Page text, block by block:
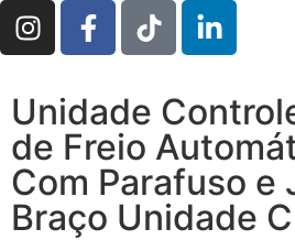
Unidade
de Freio
Com Parafuso e
Braço Unidade